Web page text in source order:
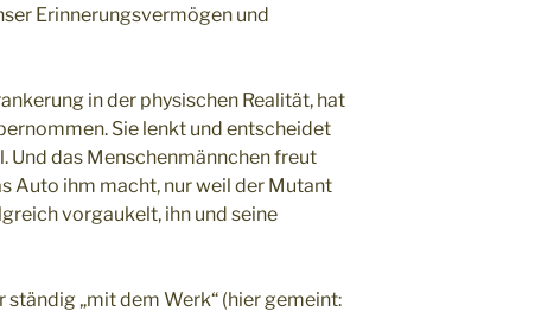
Erinnerungsvermögen und
in der physischen Realität, hat
Sie lenkt und entscheidet
Und das Menschenmännchen freut
Auto ihm macht, nur weil der Mutant
vorgaukelt, ihn und seine
„mit dem Werk“ (hier gemeint: